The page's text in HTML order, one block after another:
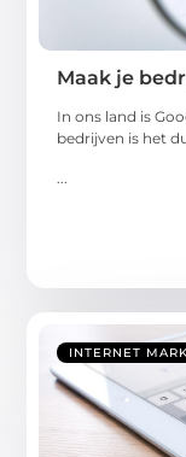
Maak je
In ons land is
bedrijven is het
INTERNET